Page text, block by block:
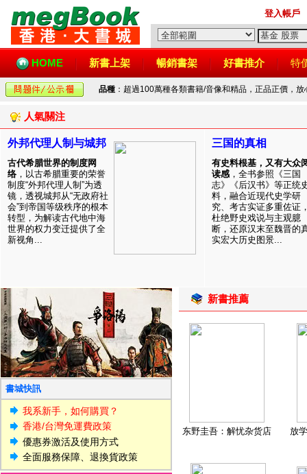
登入帳戶
HOME 新書上架 暢銷書架 好書推介 特
品種 ：超過100萬種各類書籍/音像和精品，正品正價，
人氣關注
外邦代理人制与城邦
古代希腊世界的制度网
络 ，以古希腊重要的荣誉
制度“外邦代理人制”为透
镜，透视城邦从“无政府社
会”到帝国等级秩序的根本
转型，为解读古代地中海
世界的权力变迁提供了全
新视角...
三国的真相
有史料根基，又有大众
读感 ，全书参照《三国
志》《后汉书》等正统
料，融合近现代史学研
究、考古实证多重佐证
杜绝野史戏说与主观臆
断，还原汉末至魏晋的
实宏大历史图景...
書城快訊
我系新手，如何購買？
香港/台灣免運費政策
優惠券激活及使用方式
全面服務保障、退換貨政策
新書推薦
东野圭吾：解忧杂货店 放